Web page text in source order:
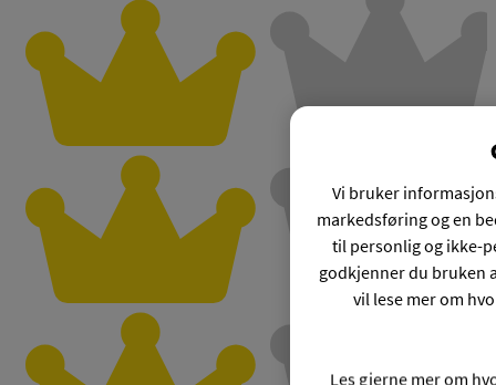
Vi bruker
markedsføring og en
til personlig og ikke-
godkjenner du bruken
vil lese mer om
Les gjerne mer om